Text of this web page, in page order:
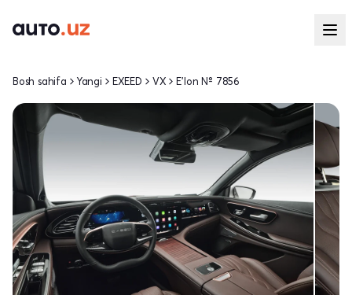
Bosh sahifa Yangi EXEED VX E'lon № 7856